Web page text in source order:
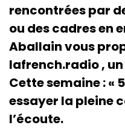
rencontrées par
ou des cadres en
Aballain vous
lafrench.radio ,
Cette semaine : «
essayer la pleine
l’écoute.